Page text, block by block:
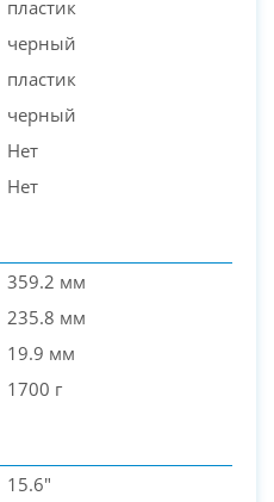
пластик
черный
пластик
черный
Нет
Нет
359.2 мм
235.8 мм
19.9 мм
1700 г
15.6"